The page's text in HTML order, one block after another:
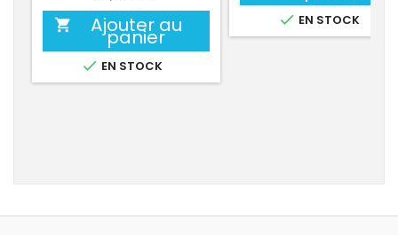
 Ajouter au
panier
 EN STOCK
 EN STOCK